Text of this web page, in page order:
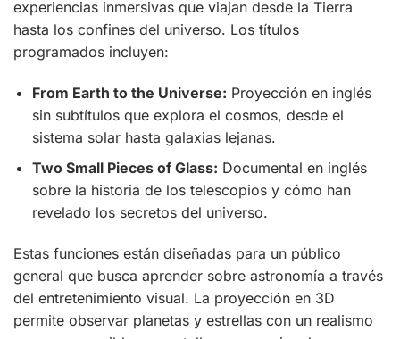
experiencias inmersivas que viajan desde la Tierra
hasta los confines del universo. Los títulos
programados incluyen:
From Earth to the Universe: Proyección en inglés
sin subtítulos que explora el cosmos, desde el
sistema solar hasta galaxias lejanas.
Two Small Pieces of Glass: Documental en inglés
sobre la historia de los telescopios y cómo han
revelado los secretos del universo.
Estas funciones están diseñadas para un público
general que busca aprender sobre astronomía a través
del entretenimiento visual. La proyección en 3D
permite observar planetas y estrellas con un realismo